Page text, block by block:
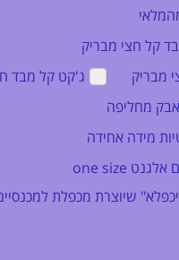
קל חצי מבריק
מבריק
ג'קט קל מבד
מחליפה
מידה אחידה